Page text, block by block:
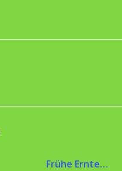
Frühe Ernte…